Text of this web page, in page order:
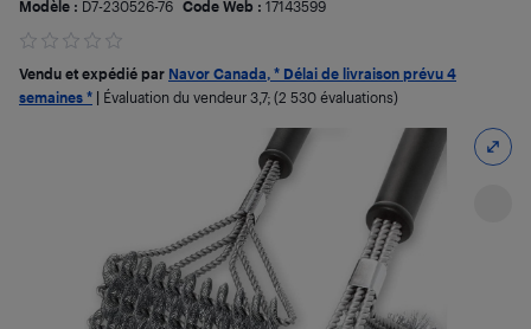
Modèle : D7-230526-76 Code Web : 17143599
Vendu et expédié par Navor Canada, * Délai de livraison prévu 4
semaines *
Évaluation du vendeur 3,7; (2 530 évaluations)